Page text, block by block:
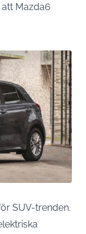
Mazda6
SUV-trenden.